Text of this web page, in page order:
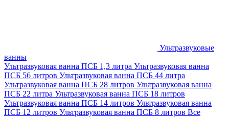
Ультразвуковые
ванны
Ультразвуковая ванна ПСБ 1,3 литра Ультразвуковая ванна
ПСБ 56 литров Ультразвуковая ванна ПСБ 44 литра
Ультразвуковая ванна ПСБ 28 литров Ультразвуковая ванна
ПСБ 22 литра Ультразвуковая ванна ПСБ 18 литров
Ультразвуковая ванна ПСБ 14 литров Ультразвуковая ванна
ПСБ 12 литров Ультразвуковая ванна ПСБ 8 литров Все